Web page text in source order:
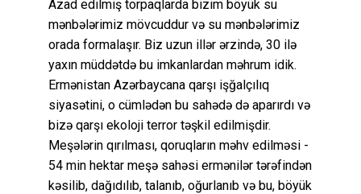
Azad edilmiş torpaqlarda bizim böyük su
mənbələrimiz mövcuddur və su mənbələrimiz
orada formalaşır. Biz uzun illər ərzində, 30 ilə
yaxın müddətdə bu imkanlardan məhrum idik.
Ermənistan Azərbaycana qarşı işğalçılıq
siyasətini, o cümlədən bu sahədə də aparırdı və
bizə qarşı ekoloji terror təşkil edilmişdir.
Meşələrin qırılması, qoruqların məhv edilməsi -
54 min hektar meşə sahəsi ermənilər tərəfindən
kəsilib, dağıdılıb, talanıb, oğurlanıb və bu, böyük